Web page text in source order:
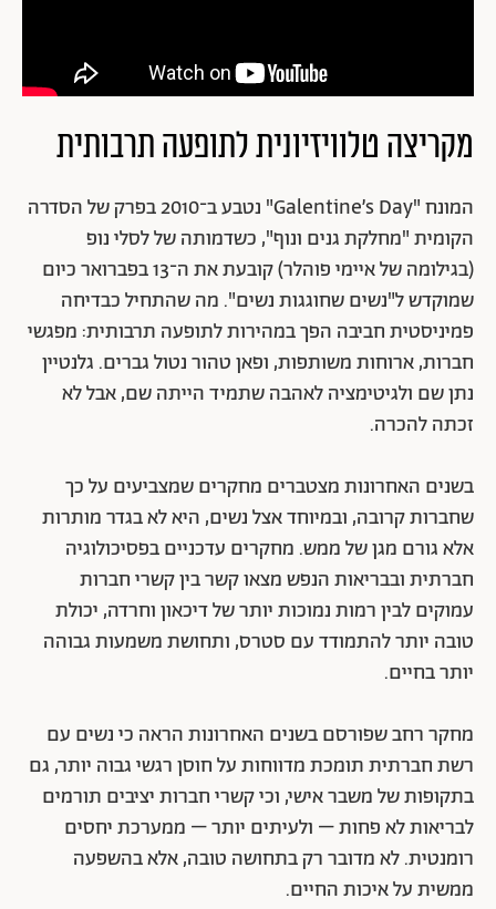
מקריצה טלוויזיונית לתופעה תרבותית
המונח "Galentine’s Day" נטבע ב־2010 בפרק של הסדרה
הקומית "מחלקת גנים ונוף", כשדמותה של לסלי נופ
(בגילומה של איימי פוהלר) קובעת את ה־13 בפברואר כיום
שמוקדש ל"נשים שחוגגות נשים". מה שהתחיל כבדיחה
פמיניסטית חביבה הפך במהירות לתופעה תרבותית: מפגשי
חברות, ארוחות משותפות, ופאן טהור נטול גברים. גלנטיין
נתן שם ולגיטימציה לאהבה שתמיד הייתה שם, אבל לא
זכתה להכרה.
בשנים האחרונות מצטברים מחקרים שמצביעים על כך
שחברות קרובה, ובמיוחד אצל נשים, היא לא בגדר מותרות
אלא גורם מגן של ממש. מחקרים עדכניים בפסיכולוגיה
חברתית ובבריאות הנפש מצאו קשר בין קשרי חברות
עמוקים לבין רמות נמוכות יותר של דיכאון וחרדה, יכולת
טובה יותר להתמודד עם סטרס, ותחושת משמעות גבוהה
יותר בחיים.
מחקר רחב שפורסם בשנים האחרונות הראה כי נשים עם
רשת חברתית תומכת מדווחות על חוסן רגשי גבוה יותר, גם
בתקופות של משבר אישי, וכי קשרי חברות יציבים תורמים
לבריאות לא פחות – ולעיתים יותר – ממערכת יחסים
רומנטית. לא מדובר רק בתחושה טובה, אלא בהשפעה
ממשית על איכות החיים.